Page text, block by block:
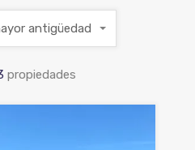
propiedades
antigüedad